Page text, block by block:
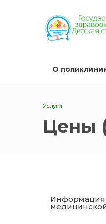
О
Услуги
Цены
Информация